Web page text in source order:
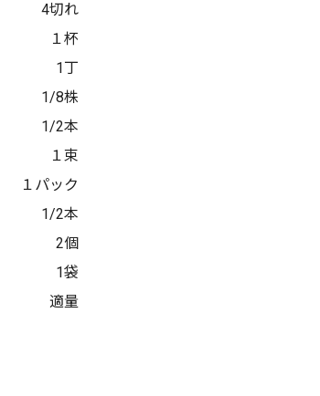
4切れ
１杯
1丁
1/8株
1/2本
１束
１パック
1/2本
2個
1袋
適量